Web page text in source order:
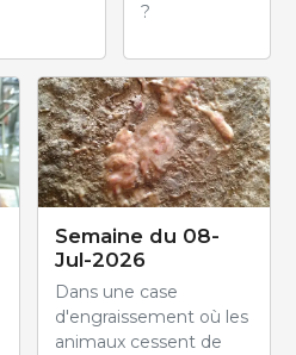
?
Semaine du 08-
Jul-2026
Dans une case
d'engraissement où les
animaux cessent de